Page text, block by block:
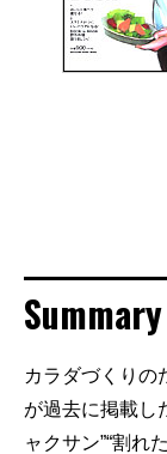
Summary
カラダづくりの
が過去に掲載し
ャクサン”“割れ